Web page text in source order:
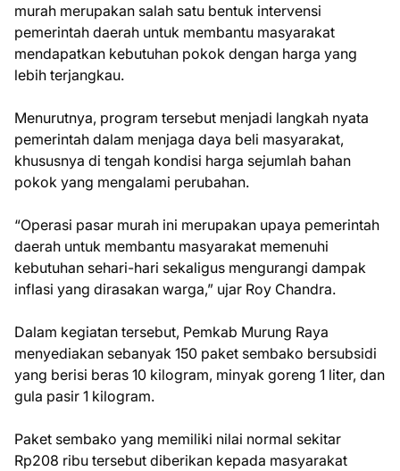
murah merupakan salah satu bentuk intervensi
pemerintah daerah untuk membantu masyarakat
mendapatkan kebutuhan pokok dengan harga yang
lebih terjangkau.
Menurutnya, program tersebut menjadi langkah nyata
pemerintah dalam menjaga daya beli masyarakat,
khususnya di tengah kondisi harga sejumlah bahan
pokok yang mengalami perubahan.
“Operasi pasar murah ini merupakan upaya pemerintah
daerah untuk membantu masyarakat memenuhi
kebutuhan sehari-hari sekaligus mengurangi dampak
inflasi yang dirasakan warga,” ujar Roy Chandra.
Dalam kegiatan tersebut, Pemkab Murung Raya
menyediakan sebanyak 150 paket sembako bersubsidi
yang berisi beras 10 kilogram, minyak goreng 1 liter, dan
gula pasir 1 kilogram.
Paket sembako yang memiliki nilai normal sekitar
Rp208 ribu tersebut diberikan kepada masyarakat